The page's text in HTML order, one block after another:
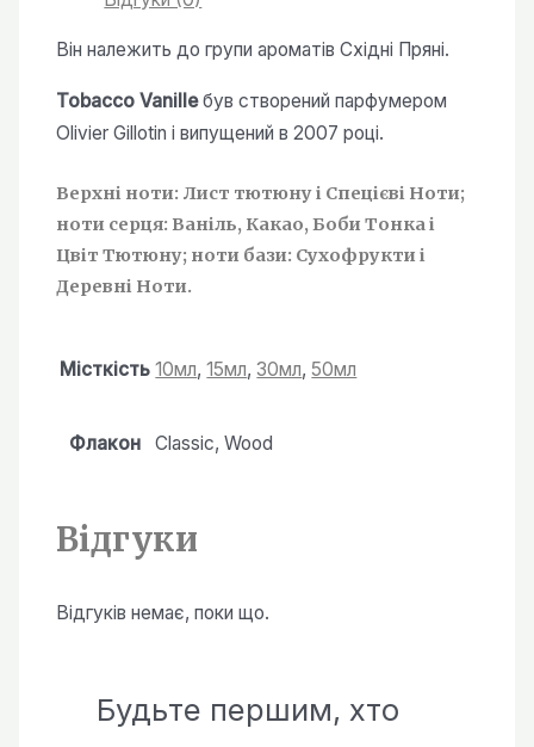
Він належить до групи ароматів Східні Пряні.
Tobacco Vanilleбув створений парфумером
Olivier Gillotin і випущений в 2007 році.
Верхні ноти: Лист тютюну і Спецієві Ноти;
ноти серця: Ваніль, Какао, Боби Тонка і
Цвіт Тютюну; ноти бази: Сухофрукти і
Деревні Ноти.
Місткість 10мл,15мл,30мл, 50мл
Флакон Classic, Wood
Відгуки
Відгуків немає, поки що.
Будьте першим, хто